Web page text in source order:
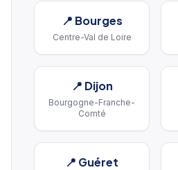
📍 Bourges
Centre-Val de Loire
📍 Dijon
Bourgogne-Franche-
Comté
📍 Guéret